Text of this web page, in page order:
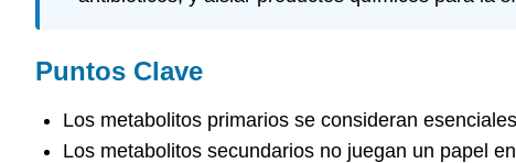
Puntos Clave
Los metabolitos primarios se consideran
Los metabolitos secundarios no juegan un papel